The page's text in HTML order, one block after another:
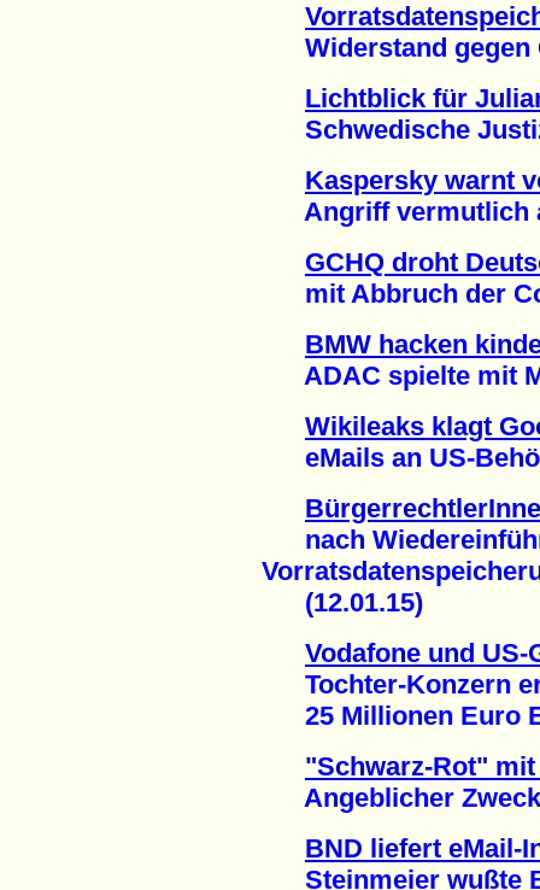
Widerstand gegen
Lichtblick für
Schwedische
Kaspersky warnt
Angriff vermutlich
GCHQ droht
mit Abbruch der
BMW hacken
ADAC spielte mit
Wikileaks klagt
eMails an US-
nach
(12.01.15)
Vodafone und
Tochter-Konzern
25 Millionen Euro
"Schwarz-Rot"
Angeblicher Zweck:
BND liefert eMail-
Steinmeier wußte